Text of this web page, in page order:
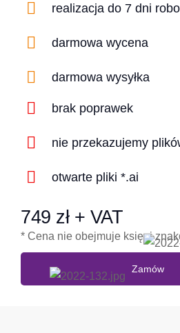
realizacja do 7 dni
darmowa wycena
darmowa wysyłka
brak poprawek
nie przekazujemy
otwarte pliki *.ai
749 zł + VAT
* Cena nie obejmuje księgi
Zamów